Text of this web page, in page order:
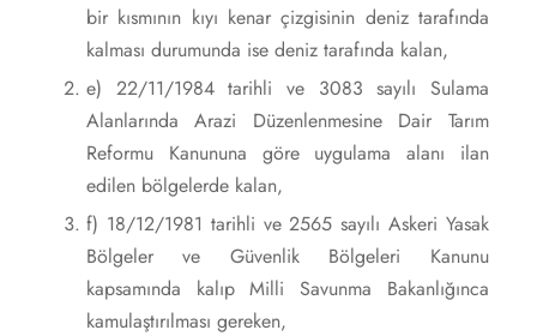
bir kısmının kıyı kenar çizgisinin deniz tarafında
kalması durumunda ise deniz tarafında kalan,
e) 22/11/1984 tarihli ve 3083 sayılı Sulama
Alanlarında Arazi Düzenlenmesine Dair Tarım
Reformu Kanununa göre uygulama alanı ilan
edilen bölgelerde kalan,
f) 18/12/1981 tarihli ve 2565 sayılı Askeri Yasak
Bölgeler ve Güvenlik Bölgeleri Kanunu
kapsamında kalıp Milli Savunma Bakanlığınca
kamulaştırılması gereken,